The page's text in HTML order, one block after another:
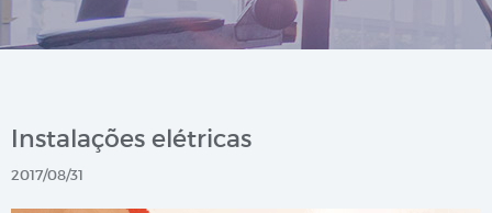
Instalações elétricas
2017/08/31